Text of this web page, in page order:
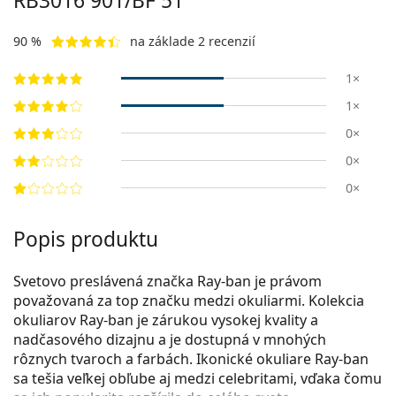
90 % na základe 2 recenzií
1×
1×
0×
0×
0×
Popis produktu
Svetovo preslávená značka Ray-ban je právom
považovaná za top značku medzi okuliarmi. Kolekcia
okuliarov Ray-ban je zárukou vysokej kvality a
nadčasového dizajnu a je dostupná v mnohých
rôznych tvaroch a farbách. Ikonické okuliare Ray-ban
sa tešia veľkej obľube aj medzi celebritami, vďaka čomu